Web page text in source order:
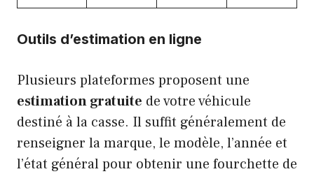
Outils d’estimation en ligne
Plusieurs plateformes proposent une
estimation gratuite de votre véhicule
destiné à la casse. Il suffit généralement de
renseigner la marque, le modèle, l’année et
l’état général pour obtenir une fourchette de